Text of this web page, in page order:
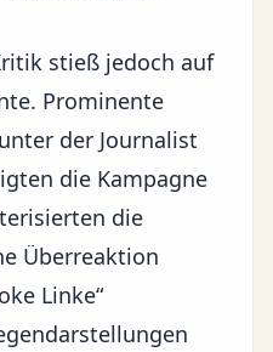
stieß jedoch auf
Prominente
der Journalist
die Kampagne
die
Überreaktion
Linke“